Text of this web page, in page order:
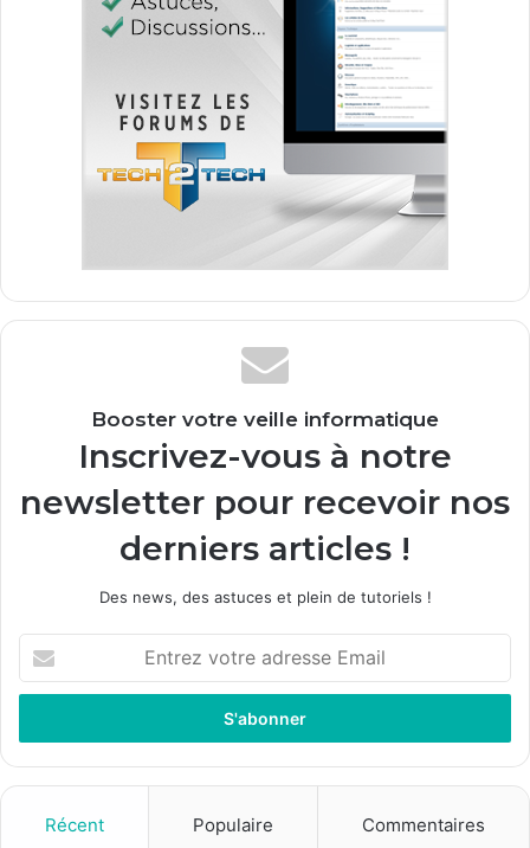
Booster votre veille informatique
Inscrivez-vous à notre
newsletter pour recevoir nos
derniers articles !
Des news, des astuces et plein de tutoriels !
t
e
z
Récent Populaire Commentaires